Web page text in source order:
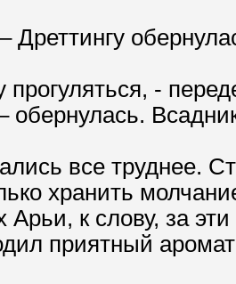
Дреттингу
прогуляться, -
обернулась.
все труднее.
хранить
Арьи, к слову, за
приятный